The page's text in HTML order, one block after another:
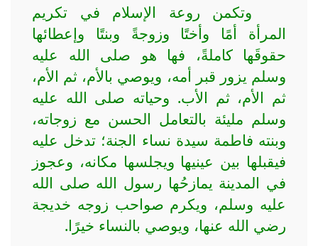
وتكمن روعة الإسلام في تكريم
المرأة أمًا وأختًا وزوجةً وبنتًا وإعطائها
حقوقَها كاملةً، فها هو صلى الله عليه
وسلم يزور قبر أمه، ويوصي بالأم، ثم الأم،
ثم الأم، ثم الأب. وحياته صلى الله عليه
وسلم مليئة بالتعامل الحسن مع زوجاته،
وبنته فاطمة سيدة نساء الجنة؛ تدخل عليه
فيقبلها بين عينيها ويجلسها مكانه، وعجوز
في المدينة يمازحُها رسول الله صلى الله
عليه وسلم، ويكرم صواحب زوجه خديجة
رضي الله عنها، ويوصي بالنساء خيرًا.